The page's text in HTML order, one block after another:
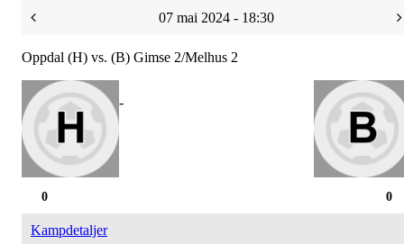
07 mai 2024 - 18:30
Oppdal (H) vs. (B) Gimse 2/Melhus 2
-
0
0
Kampdetaljer